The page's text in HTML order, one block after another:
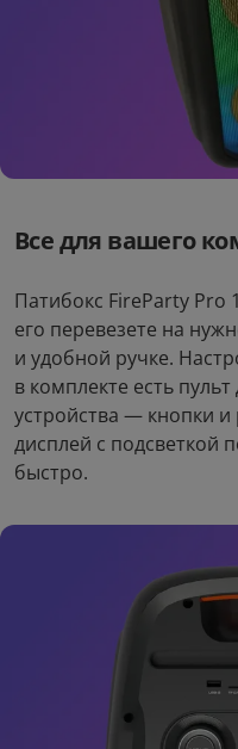
Все для вашего
Патибокс FireParty Pro
его перевезете на
и удобной ручке.
в комплекте есть
устройства — кнопки
дисплей с подсветкой
быстро.